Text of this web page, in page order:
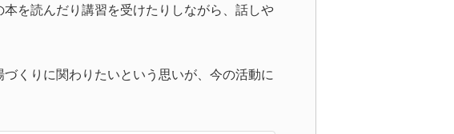
を読んだり講習を受けたりしながら、話しや
くりに関わりたいという思いが、今の活動に